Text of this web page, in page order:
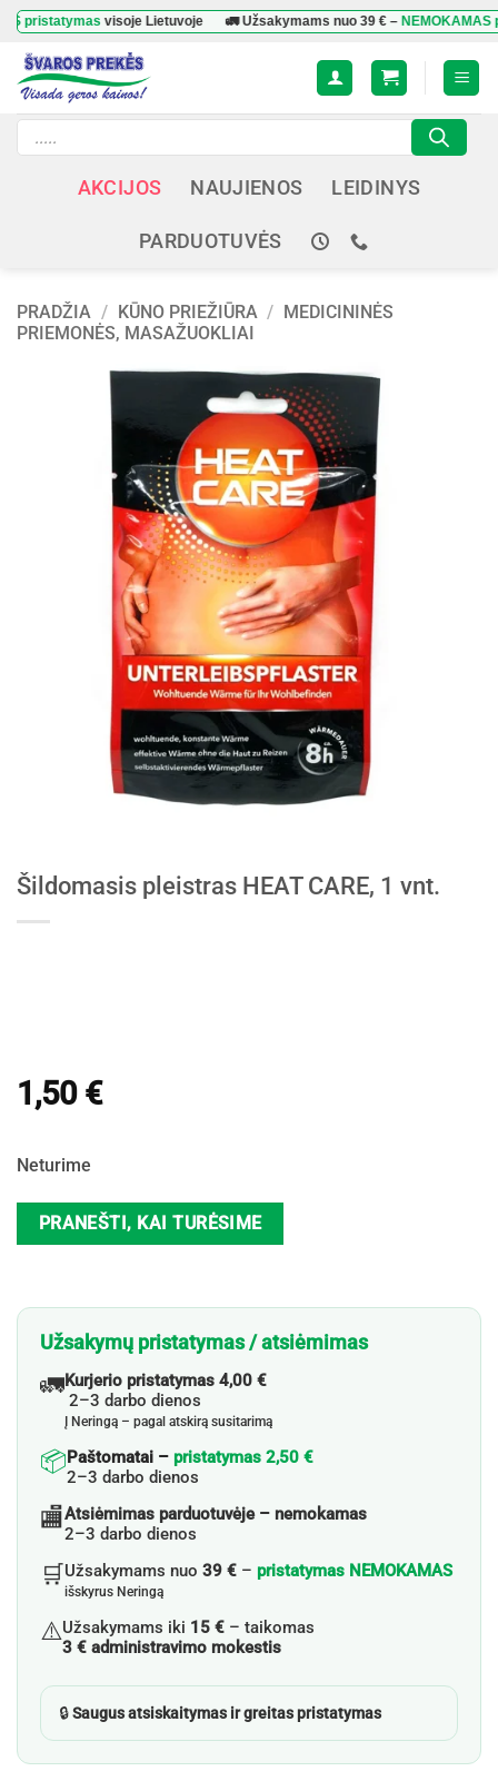
Skip
content
visoje Lietuvoje 🚛 Užsakymams nuo39 €–NEMOKAMAS
Products
search
AKCIJOS NAUJIENOS LEIDINYS
PARDUOTUVĖS
PRADŽIA / KŪNO PRIEŽIŪRA / MEDICININĖS
PRIEMONĖS, MASAŽUOKLIAI
Šildomasis pleistras HEAT CARE, 1 vnt.
1,50 €
Neturime
PRANEŠTI, KAI TURĖSIME
Užsakymų pristatymas / atsiėmimas
🚛Kurjerio pristatymas 4,00 €
2–3 darbo dienos
Į Neringą – pagal atskirą susitarimą
📦Paštomatai – pristatymas 2,50 €
2–3 darbo dienos
🏬Atsiėmimas parduotuvėje – nemokamas
2–3 darbo dienos
🛒Užsakymams nuo 39 € – pristatymas NEMOKAMAS
išskyrus Neringą
⚠️Užsakymams iki 15 € – taikomas
3 € administravimo mokestis
🔒Saugus atsiskaitymas ir greitas pristatymas